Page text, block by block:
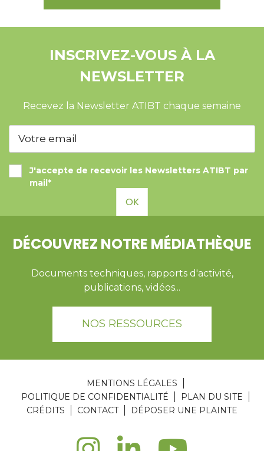
INSCRIVEZ-VOUS À LA
NEWSLETTER
Recevez la Newsletter ATIBT chaque semaine
J'accepte de recevoir les Newsletters ATIBT par
mail*
OK
DÉCOUVREZ NOTRE MÉDIATHÈQUE
Documents techniques, rapports d'activité,
publications, vidéos...
NOS RESSOURCES
MENTIONS LÉGALES
POLITIQUE DE CONFIDENTIALITÉ
PLAN DU SITE
CRÉDITS
CONTACT DÉPOSER UNE PLAINTE